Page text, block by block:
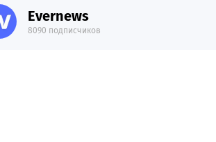
Evernews
8090 подписчиков